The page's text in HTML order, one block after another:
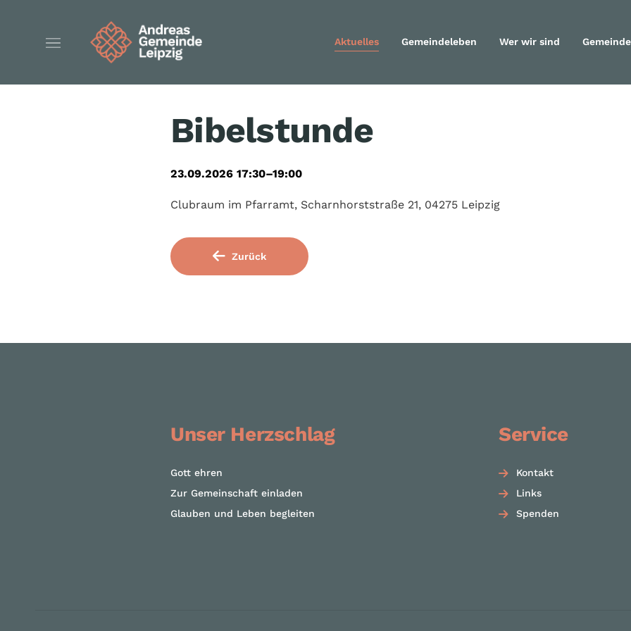
Navigation überspringen
Aktuelles Gemeindeleben Wer wir sind
Bibelstunde
23.09.2026 17:30–19:00
Clubraum im Pfarramt, Scharnhorststraße 21, 04275 Leipzig
Zurück
Unser Herzschlag
Gott ehren
Zur Gemeinschaft einladen
Glauben und Leben begleiten
Service
Kontakt
Links
Spenden